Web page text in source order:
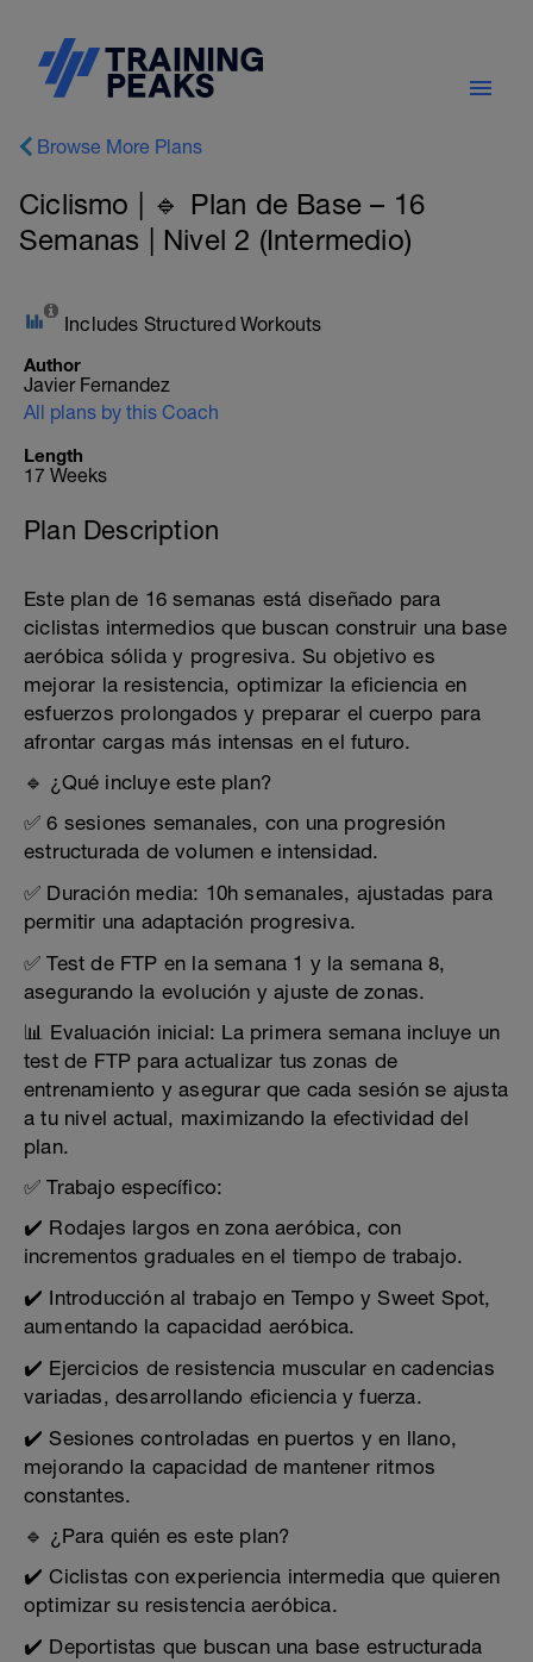
Browse More Plans
Ciclismo | 🔹 Plan de Base – 16
Semanas | Nivel 2 (Intermedio)
Includes Structured Workouts
Author
Javier Fernandez
All plans by this Coach
Length
17 Weeks
Plan Description
Este plan de 16 semanas está diseñado para
ciclistas intermedios que buscan construir una base
aeróbica sólida y progresiva. Su objetivo es
mejorar la resistencia, optimizar la eficiencia en
esfuerzos prolongados y preparar el cuerpo para
afrontar cargas más intensas en el futuro.
🔹 ¿Qué incluye este plan?
✅ 6 sesiones semanales, con una progresión
estructurada de volumen e intensidad.
✅ Duración media: 10h semanales, ajustadas para
permitir una adaptación progresiva.
✅ Test de FTP en la semana 1 y la semana 8,
asegurando la evolución y ajuste de zonas.
📊 Evaluación inicial: La primera semana incluye un
test de FTP para actualizar tus zonas de
entrenamiento y asegurar que cada sesión se ajusta
a tu nivel actual, maximizando la efectividad del
plan.
✅ Trabajo específico:
✔️ Rodajes largos en zona aeróbica, con
incrementos graduales en el tiempo de trabajo.
✔️ Introducción al trabajo en Tempo y Sweet Spot,
aumentando la capacidad aeróbica.
✔️ Ejercicios de resistencia muscular en cadencias
variadas, desarrollando eficiencia y fuerza.
✔️ Sesiones controladas en puertos y en llano,
mejorando la capacidad de mantener ritmos
constantes.
🔹 ¿Para quién es este plan?
✔️ Ciclistas con experiencia intermedia que quieren
optimizar su resistencia aeróbica.
✔️ Deportistas que buscan una base estructurada